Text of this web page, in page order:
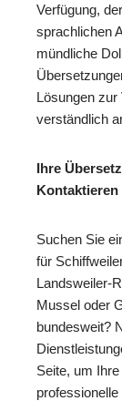
Verfügung,
sprachlichen
mündliche
Lösungen
verständlich
Ihre
Kontaktieren
Suchen Sie
für
Landsweiler-
Mussel oder
bundesweit?
Seite, um